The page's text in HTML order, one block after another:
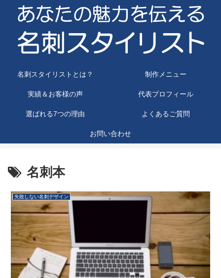
名刺スタイリストとは？ 制作メニュー
実績＆お客様の声 代表プロフィール
選ばれる7つの理由 よくあるご質問
お問い合わせ
名刺本
失敗しない名刺デザイン